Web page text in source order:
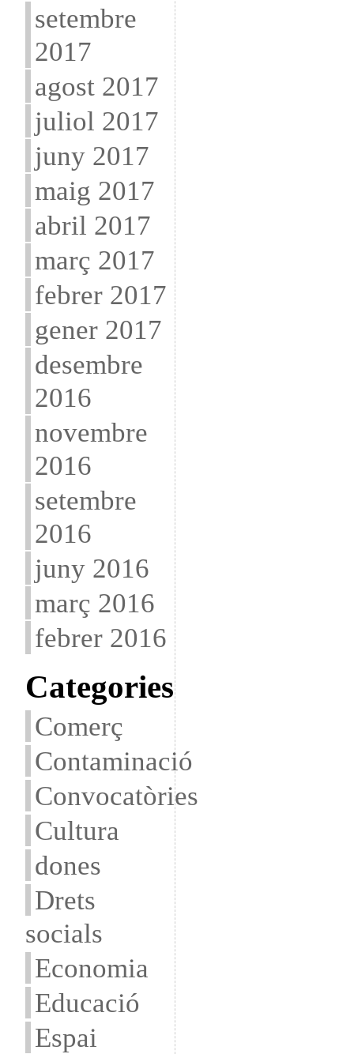
setembre
2017
agost 2017
juliol 2017
juny 2017
maig 2017
abril 2017
març 2017
febrer 2017
gener 2017
desembre
2016
novembre
2016
setembre
2016
juny 2016
març 2016
febrer 2016
Categories
Comerç
Contaminació
Convocatòries
Cultura
dones
Drets
socials
Economia
Educació
Espai